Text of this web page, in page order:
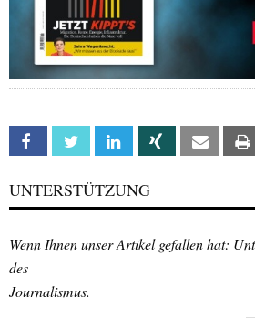
Facebook Twitter Linkedin Xing Email
UNTERSTÜTZUNG
Wenn Ihnen unser Artikel gefallen hat:
des
Journalismus.